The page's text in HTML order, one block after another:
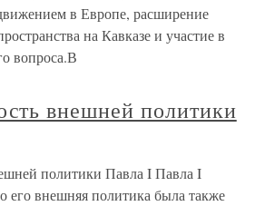
в Европе, расширение
на Кавказе и участие в
вопроса.В
внешней политики
политики Павла I Павла I
его внешняя политика была также